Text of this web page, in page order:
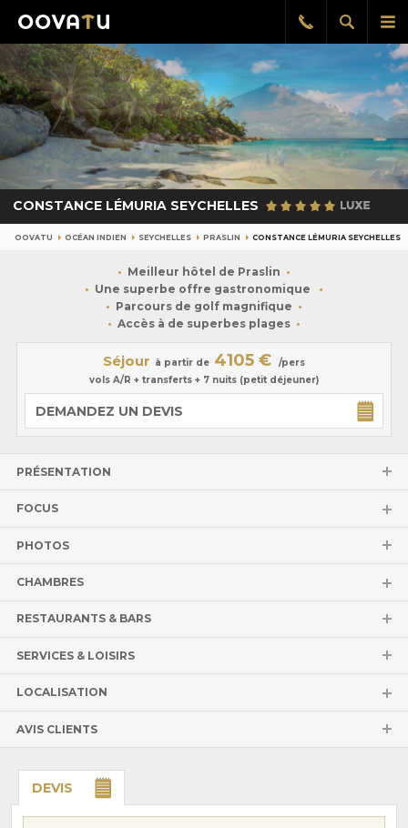
le
Afficher
la
Rappel
gratuit
CONSTANCE LÉMURIA SEYCHELLES
OOVATU OCÉAN INDIEN SEYCHELLES PRASLIN CONSTANCE LÉMURIA SEYCHELLES
Meilleur hôtel de Praslin
Une superbe offre gastronomique
Parcours de golf magnifique
Accès à de superbes plages
Séjour à partir de 4105 €
/pers
vols A/R + transferts + 7 nuits (petit déjeuner)
DEMANDEZ UN DEVIS
PRÉSENTATION
FOCUS
PHOTOS
CHAMBRES
RESTAURANTS & BARS
SERVICES & LOISIRS
LOCALISATION
AVIS CLIENTS
DEVIS